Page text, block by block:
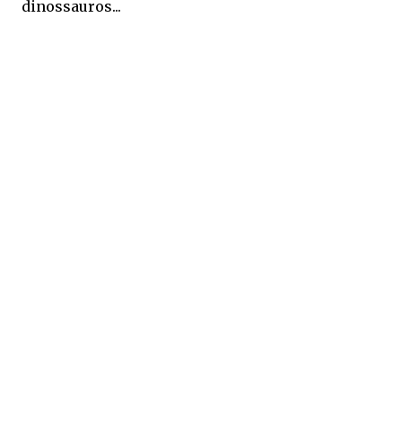
dinossauros...